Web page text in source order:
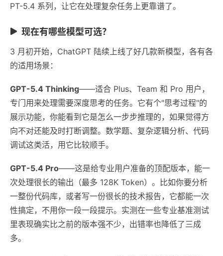
PT-5.4 系列，让它在处理复杂任务上更靠谱了。
现在有哪些模型可选？
3 月初开始，ChatGPT 陆续上线了好几款新模型，各有各
的适用场景：
GPT-5.4 Thinking——适合 Plus、Team 和 Pro 用户，
专门用来处理需要深度思考的任务。它有个"思考过程"的
展示功能，你能看到它是怎么一步步推理的，如果觉得方
向不对还能及时打断调整。数学题、复杂逻辑分析、代码
调试这类活，用它比较顺手。
GPT-5.4 Pro——这是给专业用户准备的顶配版本，能一
次处理很长的输出（最多 128K Token）。比如你要分析
一整份代码库，或者写一份很长的技术报告，它都能一次
性搞定，不用你一段一段提示。实测在一些专业基准测试
里表现确实比之前的版本强不少，出错率也降低了三成
多。